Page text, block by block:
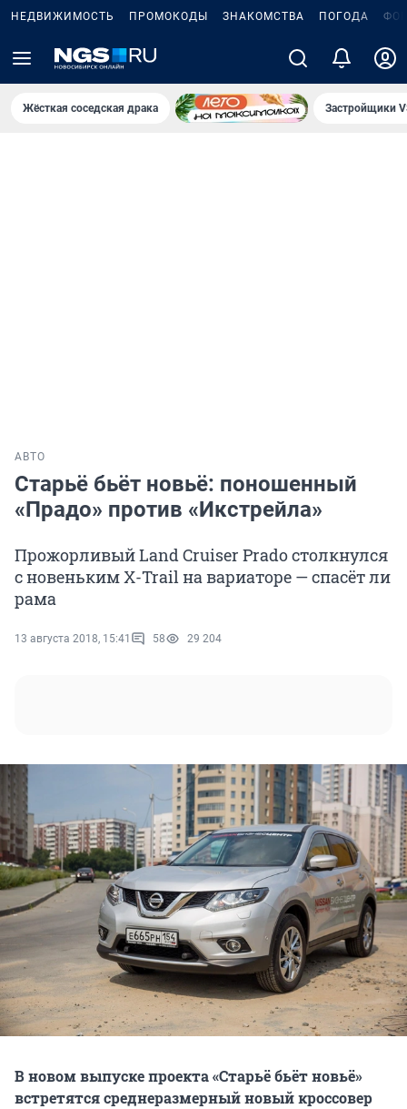
НЕДВИЖИМОСТЬ ПРОМОКОДЫ ЗНАКОМСТВА ПОГОДА
Жёсткая соседская драка Застройщики
АВТО
Старьё бьёт новьё: поношенный
«Прадо» против «Икстрейла»
Прожорливый Land Cruiser Prado столкнулся
с новеньким X-Trail на вариаторе — спасёт ли
рама
13 августа 2018, 15:41 58 29 204
В новом выпуске проекта «Старьё бьёт новьё»
встретятся среднеразмерный новый кроссовер